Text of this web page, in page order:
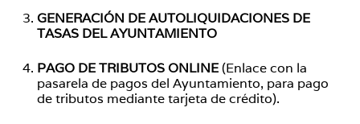
GENERACIÓN DE AUTOLIQUIDACIONES DE
TASAS DEL AYUNTAMIENTO
PAGO DE TRIBUTOS ONLINE(Enlace con la
pasarela de pagos del Ayuntamiento, para pago
de tributos mediante tarjeta de crédito).